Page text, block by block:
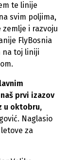
te linije
svim poljima,
i razvoju
FlyBosnia
na toj liniji
prvi izazov
u oktobru,
Naglasio
za